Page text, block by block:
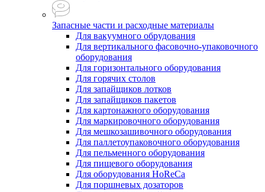
Запасные части и расходные материалы
Для вакуумного обрудования
Для вертикального фасовочно-упаковочного
оборудования
Для горизонтального оборудования
Для горячих столов
Для запайщиков лотков
Для запайщиков пакетов
Для картонажного оборудования
Для маркировочного оборудования
Для мешкозашивочного оборудования
Для паллетоупаковочного оборудования
Для пельменного оборудования
Для пищевого оборудования
Для оборудования HoReCa
Для поршневых дозаторов